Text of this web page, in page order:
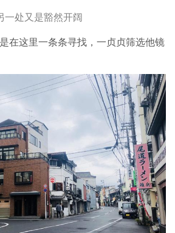
一处又是豁然开阔
在这里一条条寻找，一贞贞筛选他镜